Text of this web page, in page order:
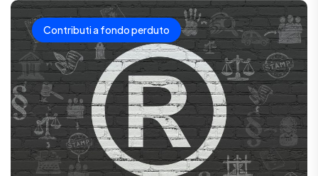
Contributi a fondo perduto